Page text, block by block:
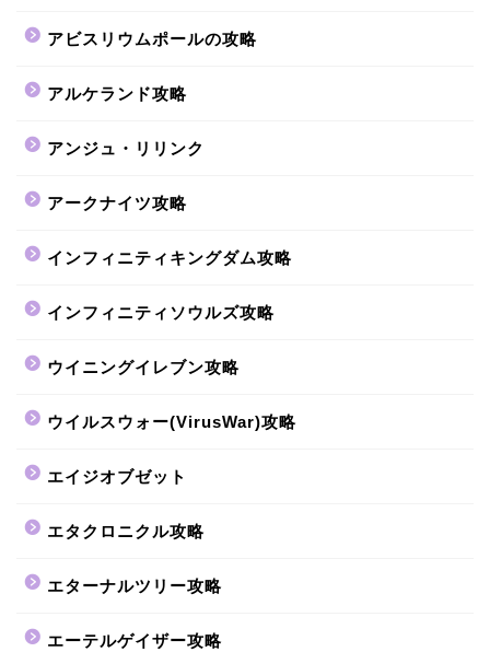
アビスリウムポールの攻略
アルケランド攻略
アンジュ・リリンク
アークナイツ攻略
インフィニティキングダム攻略
インフィニティソウルズ攻略
ウイニングイレブン攻略
ウイルスウォー(VirusWar)攻略
エイジオブゼット
エタクロニクル攻略
エターナルツリー攻略
エーテルゲイザー攻略